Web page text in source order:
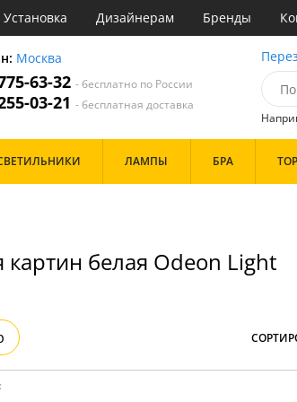
Установка Дизайнерам Бренды
Москва
63-32- бесплатно по России
03-21- бесплатная доставка
Черные
ЛАМПЫ БРА
картин белая Odeon Light